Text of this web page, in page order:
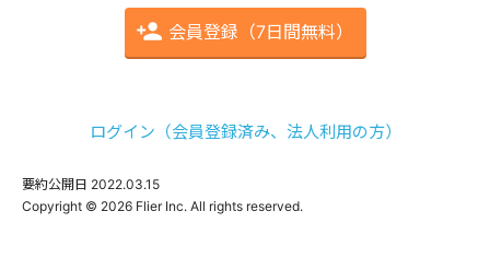
会員登録（7日間無料）
ログイン（会員登録済み、法人利用の方）
要約公開日 2022.03.15